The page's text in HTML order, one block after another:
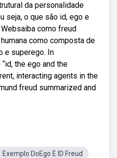
da personalidade
seja, o que são id, ego e
como freud
como composta de
e superego. In
the ego and the
interacting agents in the
freud summarized and
Exemplo DoEgo E ID Freud